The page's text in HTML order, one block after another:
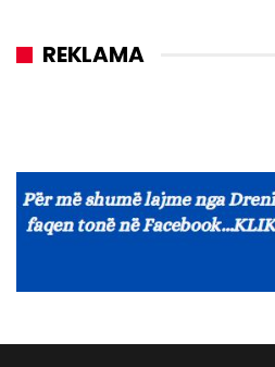
REKLAMA